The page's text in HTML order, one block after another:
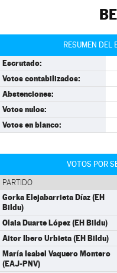
RESUMEN DEL
Escrutado:
Votos contabilizados:
Abstenciones:
Votos nulos:
Votos en blanco:
VOTOS POR
PARTIDO
Gorka Elejabarrieta Díaz (EH
Bildu)
Olaia Duarte López (EH Bildu)
Aitor Ibero Urbieta (EH Bildu)
María Isabel Vaquero Montero
(EAJ-PNV)